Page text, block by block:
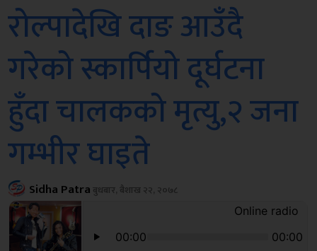
रोल्पादेखि दाङ आउँदै
गरेको स्कार्पियो दूर्घटना
हुँदा चालकको मृत्यु,२ जना
गम्भीर घाइते
Sidha Patraबुधबार, बैशाख २२, २०७८